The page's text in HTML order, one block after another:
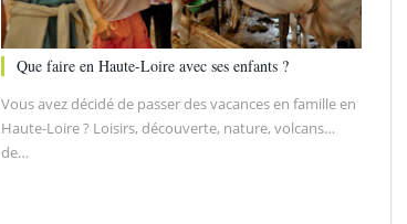
Que faire en Haute-Loire avec ses enfants ?
Vous avez décidé de passer des vacances en famille en
Haute-Loire ? Loisirs, découverte, nature, volcans…
de…